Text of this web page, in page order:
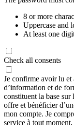
8 or more
Uppercase and
At least one
Check all consents
Je confirme avoir lu et
d’information et de
constituent la base sur
offre et bénéficier
mon compte. Je
service à tout moment.